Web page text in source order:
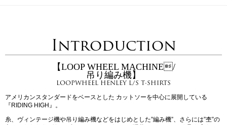
Introduction
【LOOP WHEEL MACHINE/
吊り編み機】
LOOPWHEEL HENLEY L/S T-SHIRTS
アメリカンスタンダードをベースとした カットソーを中心に展開している
『RIDING HIGH』。
糸、ヴィンテージ機や吊り編み機などをはじめとした”編み機”、さらには”杢”の